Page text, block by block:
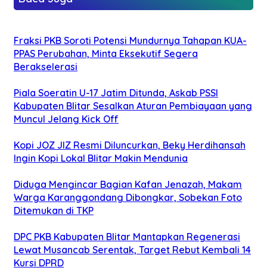
Fraksi PKB Soroti Potensi Mundurnya Tahapan KUA-
PPAS Perubahan, Minta Eksekutif Segera
Berakselerasi
Piala Soeratin U-17 Jatim Ditunda, Askab PSSI
Kabupaten Blitar Sesalkan Aturan Pembiayaan yang
Muncul Jelang Kick Off
Kopi JOZ JIZ Resmi Diluncurkan, Beky Herdihansah
Ingin Kopi Lokal Blitar Makin Mendunia
Diduga Mengincar Bagian Kafan Jenazah, Makam
Warga Karanggondang Dibongkar, Sobekan Foto
Ditemukan di TKP
DPC PKB Kabupaten Blitar Mantapkan Regenerasi
Lewat Musancab Serentak, Target Rebut Kembali 14
Kursi DPRD